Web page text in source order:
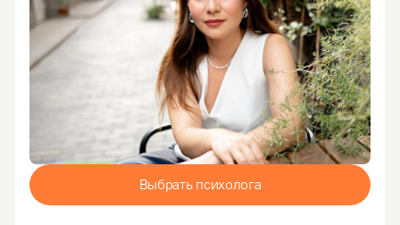
Выбрать психолога